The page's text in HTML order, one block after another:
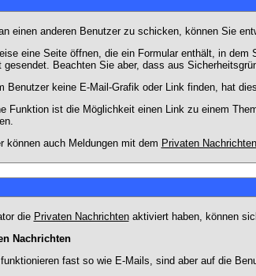
einen anderen Benutzer zu schicken, können Sie
eine Seite öffnen, die ein Formular enthält, in
gesendet. Beachten Sie aber, dass aus
Benutzer keine E-Mail-Grafik oder Link finden, hat
Funktion ist die Möglichkeit einen Link zu einem
können auch Meldungen mit dem Privaten Nachrichten
die Privaten Nachrichtenaktiviert haben, können
Nachrichten
fast so wie E-Mails, sind aber auf die